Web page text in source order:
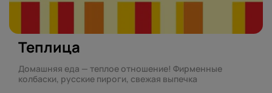
Теплица
Домашняя еда — теплое отношение! Фирменные
колбаски, русские пироги, свежая выпечка